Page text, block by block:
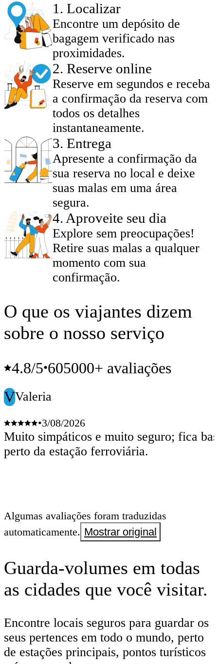
1 . Localizar
Encontre um depósito de
bagagem verificado nas
proximidades.
2. Reserve online
Reserve em segundos e receba
a confirmação da reserva com
todos os detalhes
instantaneamente.
3. Entrega
Apresente a confirmação da
sua reserva no local e deixe
suas malas em uma área
segura.
4. Aproveite seu dia
Explore sem preocupações!
Retire suas malas a qualquer
momento com sua
confirmação.
O que os viajantes dizem
sobre o nosso serviço
4.8/5•605000+ avaliações
VValeria
•3/08/2026
Muito simpáticos e muito seguro; fica
perto da estação ferroviária.
Algumas avaliações foram traduzidas
automaticamente. Mostrar original
Guarda-volumes em todas
as cidades que você visitar.
Encontre locais seguros para guardar os
seus pertences em todo o mundo, perto
de estações principais, pontos turísticos